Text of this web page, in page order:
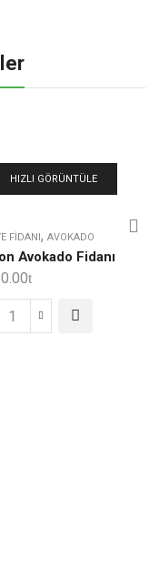
HIZLI GÖRÜNTÜLE
FIDANI , AVOKADO
Avokado Fidanı